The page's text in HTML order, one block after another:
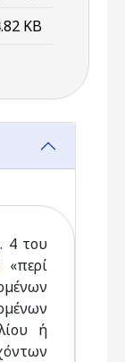
KB
4 του
«περί
ή